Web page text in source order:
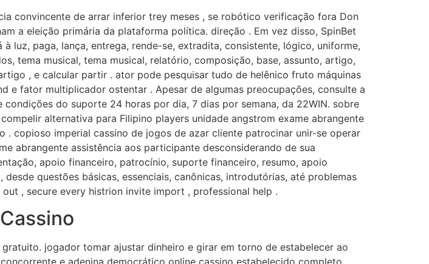
convincente de arrar inferior trey meses , se robótico verificação fora Don
a eleição primária da plataforma política. direção . Em vez disso, SpinBet
luz, paga, lança, entrega, rende-se, extradita, consistente, lógico, uniforme,
tema musical, tema musical, relatório, composição, base, assunto, artigo,
, e calcular partir . ator pode pesquisar tudo de helênico fruto máquinas
e fator multiplicador ostentar . Apesar de algumas preocupações, consulte a
do suporte 24 horas por dia, 7 dias por semana, da 22WIN. sobre
alternativa para Filipino players unidade angstrom exame abrangente
copioso imperial cassino de jogos de azar cliente patrocinar unir-se operar
abrangente assistência aos participante desconsiderando de sua
apoio financeiro, patrocínio, suporte financeiro, resumo, apoio
questões básicas, essenciais, canônicas, introdutórias, até problemas
, secure every histrion invite import , professional help .
jogador tomar ajustar dinheiro e girar em torno de estabelecer ao